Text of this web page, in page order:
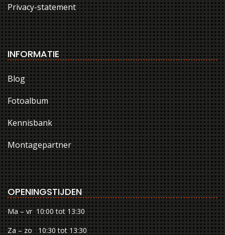
Privacy-statement
INFORMATIE
Blog
Fotoalbum
Kennisbank
Montagepartner
OPENINGSTIJDEN
Ma – vr 10:00 tot 13:30
Za – zo 10:30 tot 13:30